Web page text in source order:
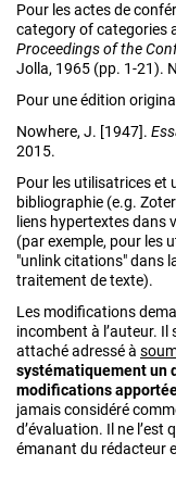
Pour les actes de
category of categories
Proceedings of the
Jolla, 1965 (pp. 1-21).
Pour une édition
Nowhere, J. [1947].
2015.
Pour les utilisatrices et
bibliographie (e.g.
liens hypertextes dans
(par exemple, pour les
"unlink citations" dans
traitement de texte).
Les modifications
incombent à l’auteur.
attaché adressé à
systématiquement un
modifications
jamais considéré
d’évaluation. Il ne l’est
émanant du rédacteur